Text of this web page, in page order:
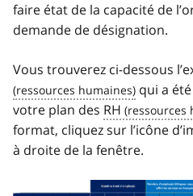
faire état de la capacité de
demande de désignation.
Vous trouverez ci-dessous
qui a
votre plan des RH
format, cliquez sur l’icône
à droite de la fenêtre.
Image